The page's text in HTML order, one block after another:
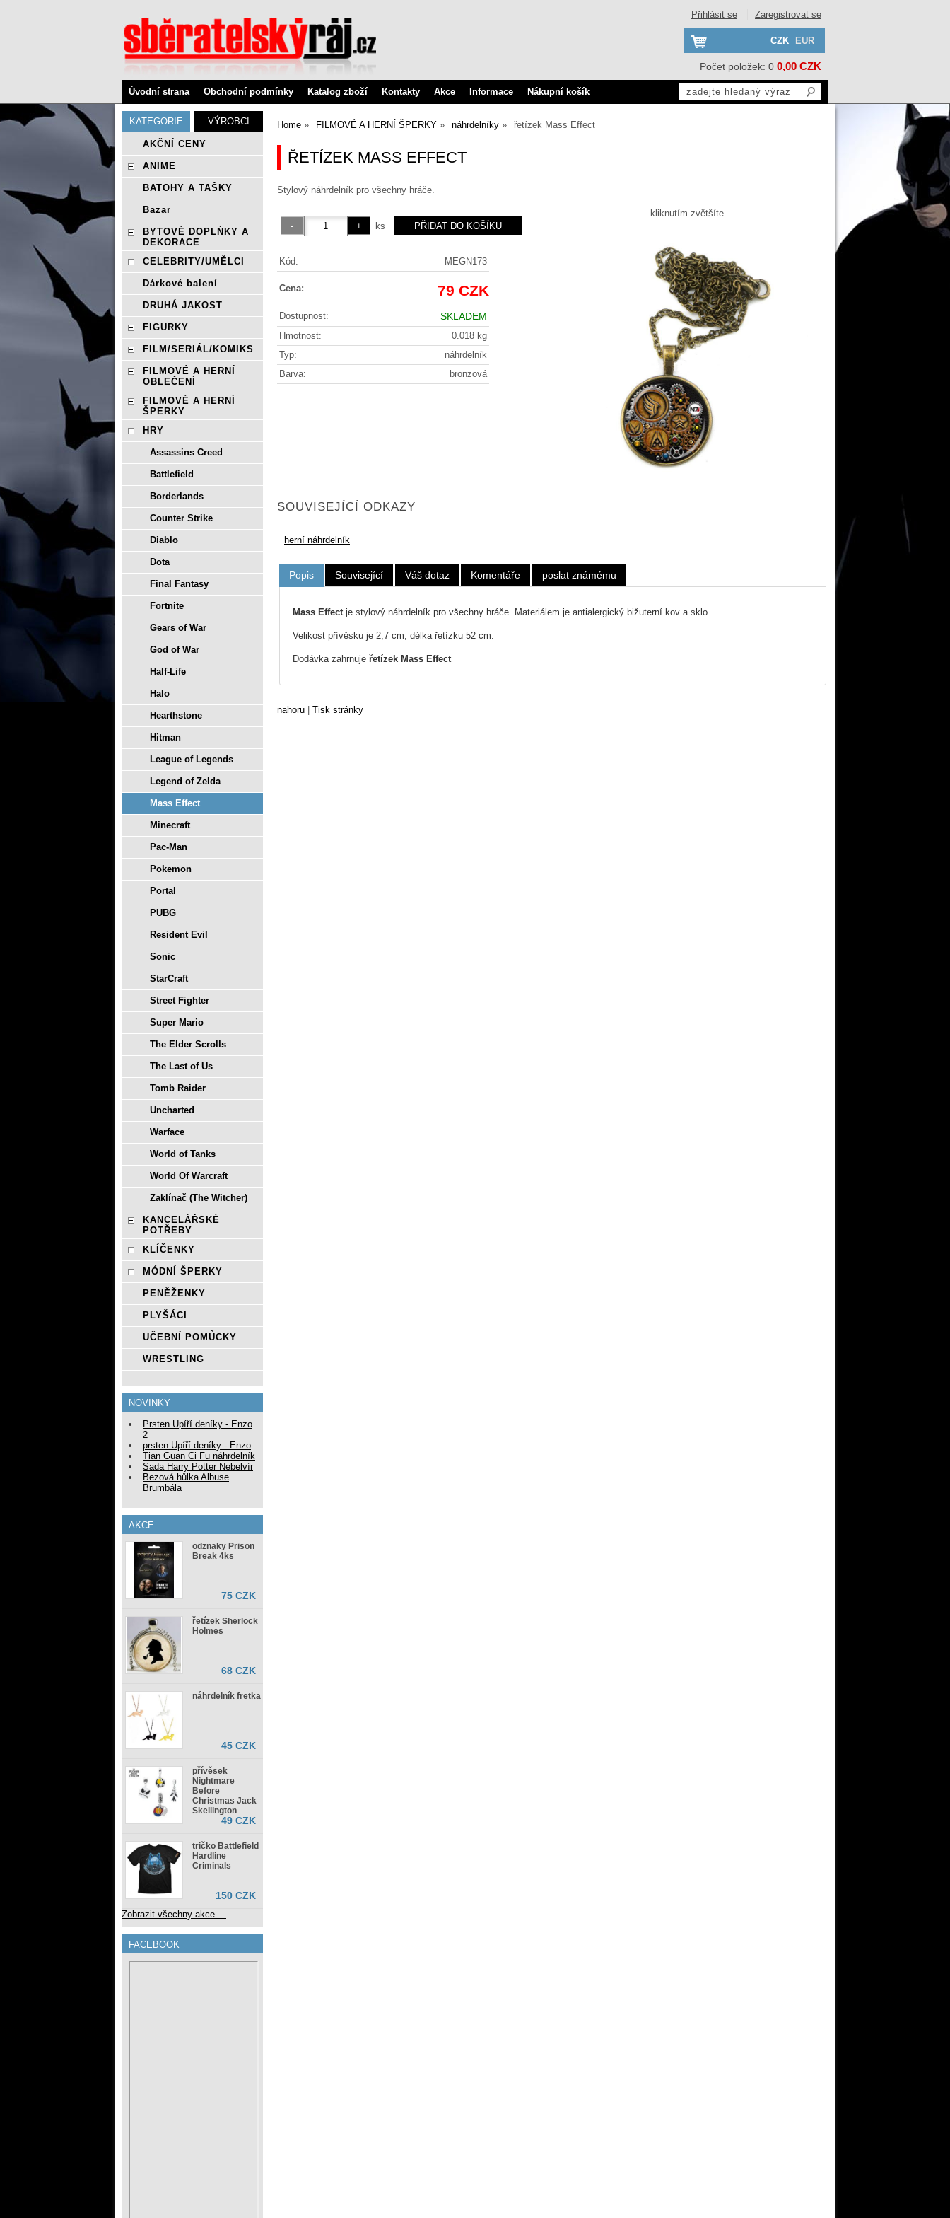
Počet položek: 0 0,00 CZK
CZK EUR
Přihlásit se Zaregistrovat se
Úvodní strana Obchodní podmínky Katalog zboží Kontakty Akce Informace Nákupní košík
Home FILMOVÉ A HERNÍ ŠPERKY náhrdelníky řetízek Mass Effect
ŘETÍZEK MASS EFFECT
Stylový náhrdelník pro všechny hráče.
kliknutím zvětšíte
ks
Kód: MEGN173
Cena: 79 CZK
Dostupnost: SKLADEM
Hmotnost:
0.018 kg
Typ:
náhrdelník
Barva:
bronzová
SOUVISEJÍCÍ ODKAZY
herní náhrdelník
Popis Související Váš dotaz Komentáře poslat známému
Mass Effect je stylový náhrdelník pro všechny hráče. Materiálem je antialergický bižuterní kov a sklo.
Velikost přívěsku je 2,7 cm, délka řetízku 52 cm.
Dodávka zahrnuje řetízek Mass Effect
nahoru Tisk stránky
KATEGORIE VÝROBCI
AKČNÍ CENY
ANIME
BATOHY A TAŠKY
Bazar
BYTOVÉ DOPLŃKY A
DEKORACE
CELEBRITY/UMĚLCI
Dárkové balení
DRUHÁ JAKOST
FIGURKY
FILM/SERIÁL/KOMIKS
FILMOVÉ A HERNÍ
OBLEČENÍ
FILMOVÉ A HERNÍ
ŠPERKY
HRY
Assassins Creed
Battlefield
Borderlands
Counter Strike
Diablo
Dota
Final Fantasy
Fortnite
Gears of War
God of War
Half-Life
Halo
Hearthstone
Hitman
League of Legends
Legend of Zelda
Mass Effect
Minecraft
Pac-Man
Pokemon
Portal
PUBG
Resident Evil
Sonic
StarCraft
Street Fighter
Super Mario
The Elder Scrolls
The Last of Us
Tomb Raider
Uncharted
Warface
World of Tanks
World Of Warcraft
Zaklínač (The Witcher)
KANCELÁŘSKÉ
POTŘEBY
KLÍČENKY
MÓDNÍ ŠPERKY
PENĚŽENKY
PLYŠÁCI
UČEBNÍ POMŮCKY
WRESTLING
NOVINKY
Prsten Upíří deníky - Enzo
2
prsten Upíří deníky - Enzo
Tian Guan Ci Fu náhrdelník
Sada Harry Potter Nebelvír
Bezová hůlka Albuse
Brumbála
AKCE
odznaky Prison
Break 4ks
75 CZK
řetízek Sherlock
Holmes
68 CZK
náhrdelník fretka
45 CZK
přívěsek
Nightmare
Before
Christmas Jack
Skellington
49 CZK
tričko Battlefield
Hardline
Criminals
150 CZK
Zobrazit všechny akce ...
FACEBOOK